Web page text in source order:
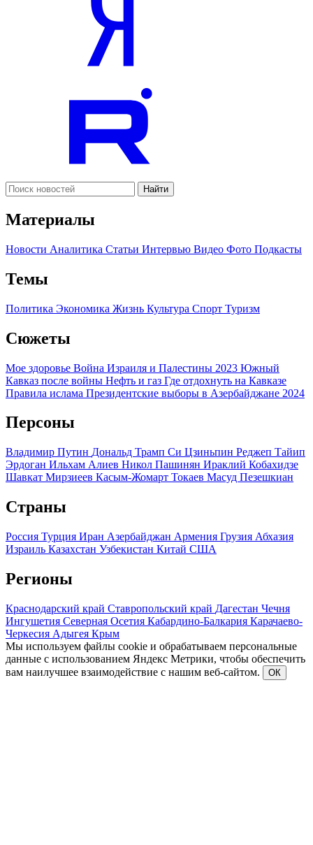
Найти
Материалы
Новости Аналитика Статьи Интервью Видео Фото Подкасты
Темы
Политика Экономика Жизнь Культура Спорт Туризм
Сюжеты
Мое здоровье Война Израиля и Палестины 2023 Южный
Кавказ после войны Нефть и газ Где отдохнуть на Кавказе
Правила ислама Президентские выборы в Азербайджане 2024
Персоны
Владимир Путин Дональд Трамп Си Цзиньпин Реджеп Тайип
Эрдоган Ильхам Алиев Никол Пашинян Ираклий Кобахидзе
Шавкат Мирзиеев Касым-Жомарт Токаев Масуд Пезешкиан
Страны
Россия Турция Иран Азербайджан Армения Грузия Абхазия
Израиль Казахстан Узбекистан Китай США
Регионы
Краснодарский край Ставропольский край Дагестан Чечня
Ингушетия Северная Осетия Кабардино-Балкария Карачаево-
Черкесия Адыгея Крым
Мы используем файлы cookie и обрабатываем персональные
данные с использованием Яндекс Метрики, чтобы обеспечить
вам наилучшее взаимодействие с нашим веб-сайтом.
ОК